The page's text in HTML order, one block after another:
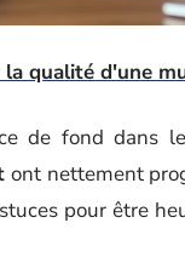
qualité d'une
de fond dans
ont nettement
pour être